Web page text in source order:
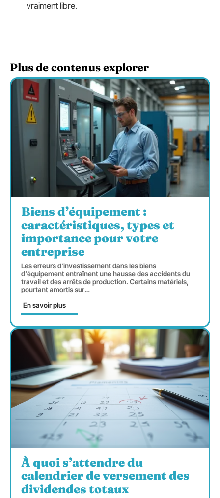
vraiment libre.
Plus de contenus explorer
Biens d’équipement :
caractéristiques, types et
importance pour votre
entreprise
Les erreurs d'investissement dans les biens
d'équipement entraînent une hausse des accidents du
travail et des arrêts de production. Certains matériels,
pourtant amortis sur…
En savoir plus
À quoi s’attendre du
calendrier de versement des
dividendes totaux